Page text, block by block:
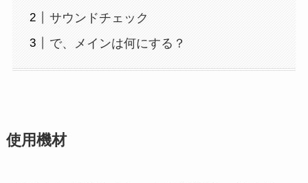
サウンドチェック
で、メインは何にする？
使用機材